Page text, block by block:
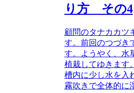
り方 その4
顧問のタナカカツ
す。前回のつづき
す。ようやく、水
植栽してゆきます
槽内に少し水を入
霧吹きで全体的に